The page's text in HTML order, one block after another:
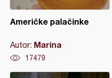
Američke palačinke
Autor: Marina
17479